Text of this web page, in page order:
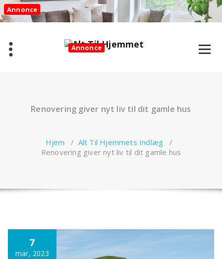
Videre
til
indhold
Annonce
Annonce
Renovering giver nyt liv til dit gamle hus
Hjem / Alt Til Hjemmets Indlæg /
Renovering giver nyt liv til dit gamle hus
7
mar, 2023
Annonce